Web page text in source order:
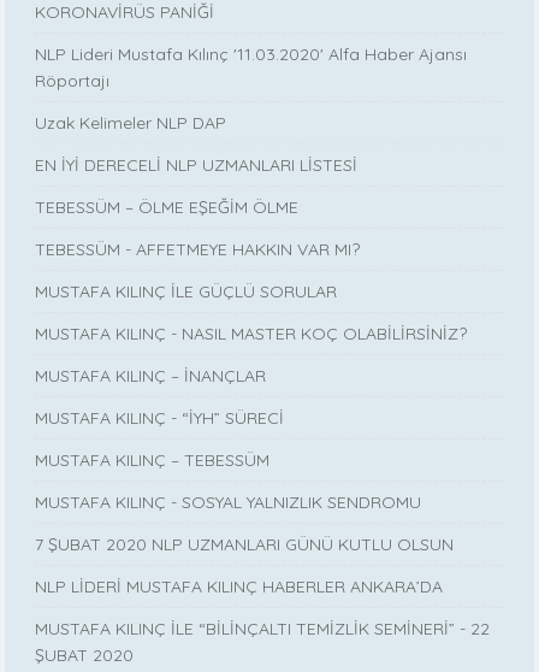
KORONAVİRÜS PANİĞİ
NLP Lideri Mustafa Kılınç '11.03.2020' Alfa Haber Ajansı
Röportajı
Uzak Kelimeler NLP DAP
EN İYİ DERECELİ NLP UZMANLARI LİSTESİ
TEBESSÜM – ÖLME EŞEĞİM ÖLME
TEBESSÜM - AFFETMEYE HAKKIN VAR MI?
MUSTAFA KILINÇ İLE GÜÇLÜ SORULAR
MUSTAFA KILINÇ - NASIL MASTER KOÇ OLABİLİRSİNİZ?
MUSTAFA KILINÇ – İNANÇLAR
MUSTAFA KILINÇ - “İYH” SÜRECİ
MUSTAFA KILINÇ – TEBESSÜM
MUSTAFA KILINÇ - SOSYAL YALNIZLIK SENDROMU
7 ŞUBAT 2020 NLP UZMANLARI GÜNÜ KUTLU OLSUN
NLP LİDERİ MUSTAFA KILINÇ HABERLER ANKARA’DA
MUSTAFA KILINÇ İLE “BİLİNÇALTI TEMİZLİK SEMİNERİ” - 22
ŞUBAT 2020